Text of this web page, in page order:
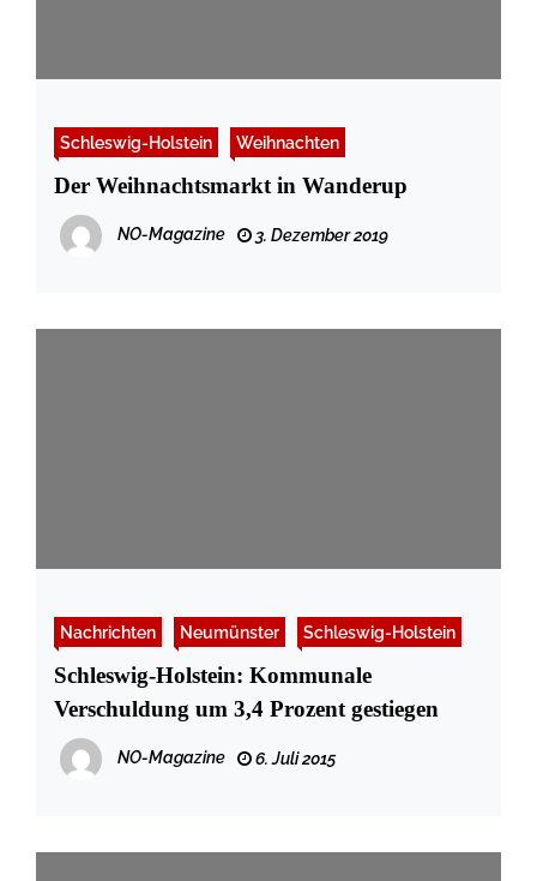
Schleswig-Holstein Weihnachten
Der Weihnachtsmarkt in Wanderup
NO-Magazine 3. Dezember 2019
Nachrichten Neumünster Schleswig-Holstein
Schleswig-Holstein: Kommunale
Verschuldung um 3,4 Prozent gestiegen
NO-Magazine 6. Juli 2015